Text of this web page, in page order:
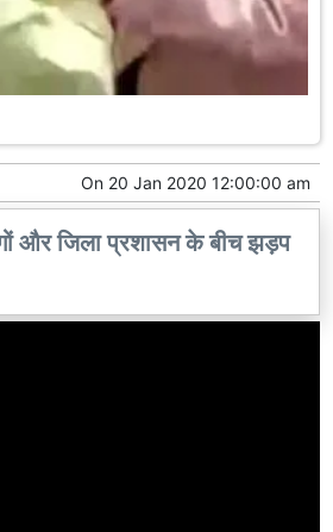
On 20 Jan 2020 12:00:00 am
और जिला प्रशासन के बीच झड़प